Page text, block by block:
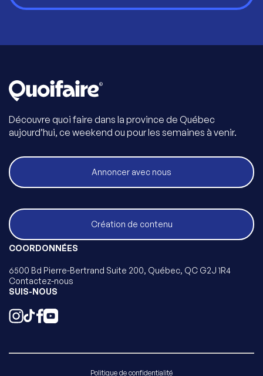
Découvre quoi faire dans la province de Québec
aujourd’hui, ce weekend ou pour les semaines à venir.
Annoncer avec nous
Création de contenu
COORDONNÉES
6500 Bd Pierre-Bertrand Suite 200, Québec, QC G2J 1R4
Contactez-nous
SUIS-NOUS
Politique de confidentialité